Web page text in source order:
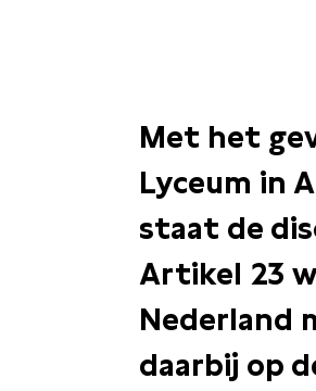
Met het
Lyceum in
staat de
Artikel 23
Nederland
daarbij op